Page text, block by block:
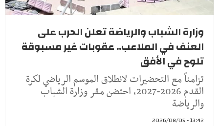
وزارة الشباب والرياضة تعلن الحرب على
العنف في الملاعب.. عقوبات غير مسبوقة
تلوح في الأفق
تزامناً مع التحضيرات لانطلاق الموسم الرياضي لكرة
القدم 2026-2027، احتضن مقر وزارة الشباب
والرياضة
13:42 - 2026/08/05